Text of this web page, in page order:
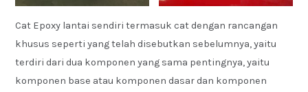
Cat Epoxy lantai sendiri termasuk cat dengan rancangan
khusus seperti yang telah disebutkan sebelumnya, yaitu
terdiri dari dua komponen yang sama pentingnya, yaitu
komponen base atau komponen dasar dan komponen